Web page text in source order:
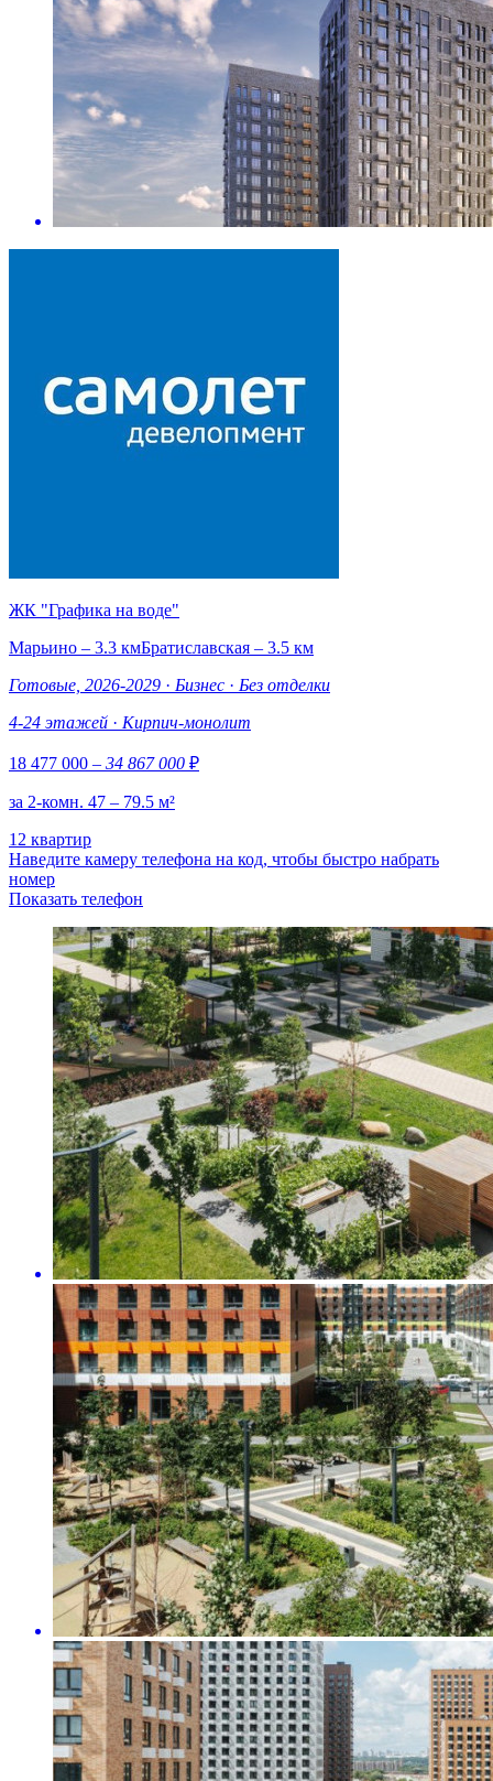
ЖК "Графика на воде"
Марьино – 3.3 кмБратиславская – 3.5 км
Готовые, 2026-2029 · Бизнес · Без отделки
4-24 этажей · Кирпич-монолит
18 477 000 – 34 867 000 ₽
за 2-комн. 47 – 79.5 м²
12 квартир
Наведите камеру телефона на код, чтобы быстро набрать
номер
Показать телефон